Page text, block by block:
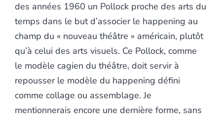
des années 1960 un Pollock proche des arts du
temps dans le but d’associer le happening au
champ du « nouveau théâtre » américain, plutôt
qu’à celui des arts visuels. Ce Pollock, comme
le modèle cagien du théâtre, doit servir à
repousser le modèle du happening défini
comme collage ou assemblage. Je
mentionnerais encore une dernière forme, sans